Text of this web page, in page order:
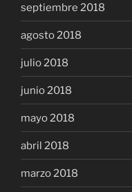
septiembre 2018
agosto 2018
julio 2018
junio 2018
mayo 2018
abril 2018
marzo 2018